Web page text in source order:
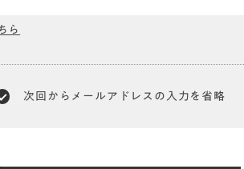
ら
次回からメールアドレスの入力を省略